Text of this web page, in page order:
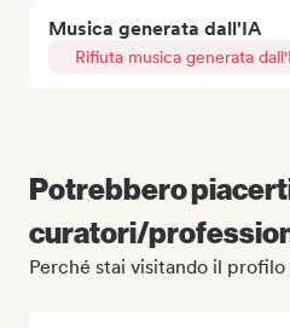
Musica generata dall'IA
Rifiuta musica generata
Potrebbero
curatori/
Perché stai visitando il